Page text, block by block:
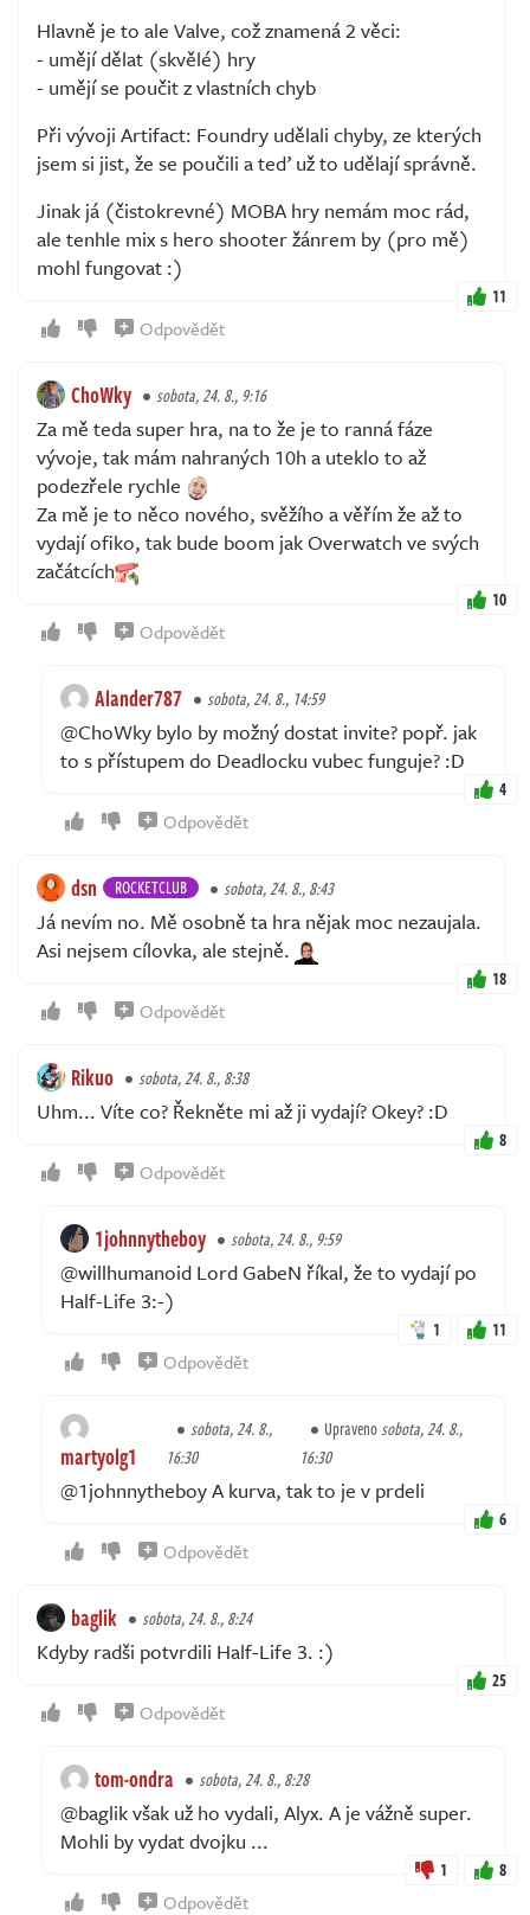
Hlavně je to ale Valve, což znamená 2 věci:
- umějí dělat (skvělé) hry
- umějí se poučit z vlastních chyb
Při vývoji Artifact: Foundry udělali chyby, ze kterých
jsem si jist, že se poučili a teď už to udělají správně.
Jinak já (čistokrevné) MOBA hry nemám moc rád,
ale tenhle mix s hero shooter žánrem by (pro mě)
mohl fungovat :)
11
Odpovědět
ChoWky sobota, 24. 8., 9:16
Za mě teda super hra, na to že je to ranná fáze
vývoje, tak mám nahraných 10h a uteklo to až
podezřele rychle
Za mě je to něco nového, svěžího a věřím že až to
vydají ofiko, tak bude boom jak Overwatch ve svých
začátcích
10
Odpovědět
Alander787 sobota, 24. 8., 14:59
@ChoWky bylo by možný dostat invite? popř. jak
to s přístupem do Deadlocku vubec funguje? :D
4
Odpovědět
dsn ROCKETCLUB sobota, 24. 8., 8:43
Já nevím no. Mě osobně ta hra nějak moc nezaujala.
Asi nejsem cílovka, ale stejně.
18
Odpovědět
Rikuo sobota, 24. 8., 8:38
Uhm... Víte co? Řekněte mi až ji vydají? Okey? :D
8
Odpovědět
1johnnytheboy sobota, 24. 8., 9:59
@willhumanoid Lord GabeN říkal, že to vydají po
Half-Life 3:-)
1 11
Odpovědět
martyolg1
sobota, 24. 8.,
16:30
Upravenosobota, 24. 8.,
16:30
@1johnnytheboy A kurva, tak to je v prdeli
6
Odpovědět
baglik sobota, 24. 8., 8:24
Kdyby radši potvrdili Half-Life 3. :)
25
Odpovědět
tom-ondra sobota, 24. 8., 8:28
@baglik však už ho vydali, Alyx. A je vážně super.
Mohli by vydat dvojku ...
1 8
Odpovědět